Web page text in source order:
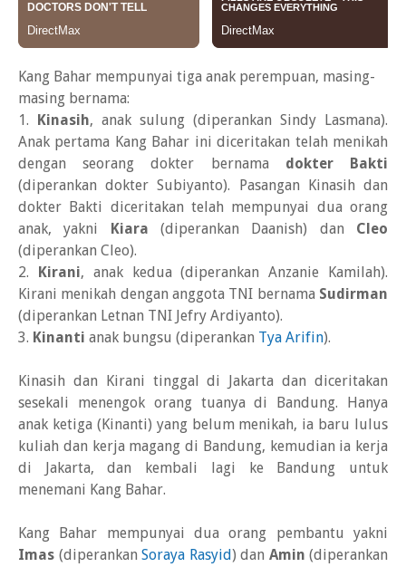
Kang Bahar mempunyai tiga anak perempuan, masing-
masing bernama:
1. Kinasih, anak sulung (diperankan Sindy Lasmana).
Anak pertama Kang Bahar ini diceritakan telah menikah
dengan seorang dokter bernama dokter Bakti
(diperankan dokter Subiyanto). Pasangan Kinasih dan
dokter Bakti diceritakan telah mempunyai dua orang
anak, yakni Kiara (diperankan Daanish) dan Cleo
(diperankan Cleo).
2. Kirani, anak kedua (diperankan Anzanie Kamilah).
Kirani menikah dengan anggota TNI bernama Sudirman
(diperankan Letnan TNI Jefry Ardiyanto).
3. Kinanti anak bungsu (diperankan Tya Arifin).
Kinasih dan Kirani tinggal di Jakarta dan diceritakan
sesekali menengok orang tuanya di Bandung. Hanya
anak ketiga (Kinanti) yang belum menikah, ia baru lulus
kuliah dan kerja magang di Bandung, kemudian ia kerja
di Jakarta, dan kembali lagi ke Bandung untuk
menemani Kang Bahar.
Kang Bahar mempunyai dua orang pembantu yakni
Imas (diperankan Soraya Rasyid) dan Amin (diperankan